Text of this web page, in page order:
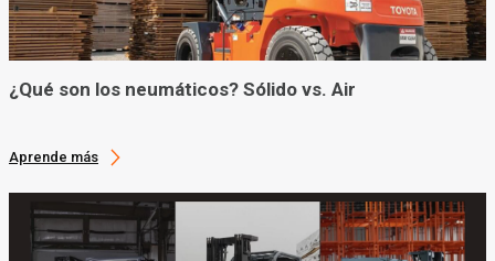
¿Qué son los neumáticos? Sólido vs. Air
Aprende más